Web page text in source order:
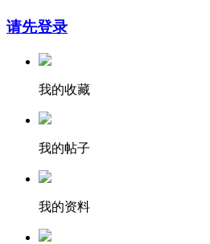
请先登录
我的收藏
我的帖子
我的资料